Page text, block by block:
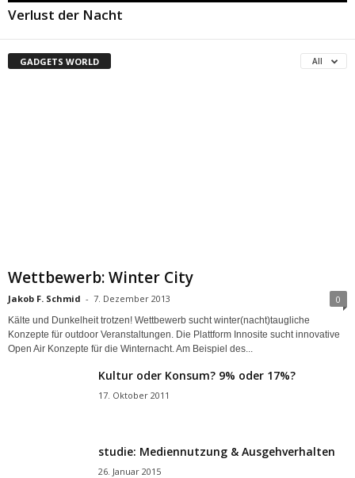
Verlust der Nacht
GADGETS WORLD All
Wettbewerb: Winter City
Jakob F. Schmid - 7. Dezember 2013 0
Kälte und Dunkelheit trotzen! Wettbewerb sucht winter(nacht)taugliche
Konzepte für outdoor Veranstaltungen. Die Plattform Innosite sucht innovative
Open Air Konzepte für die Winternacht. Am Beispiel des...
Kultur oder Konsum? 9% oder 17%?
17. Oktober 2011
studie: Mediennutzung & Ausgehverhalten
26. Januar 2015